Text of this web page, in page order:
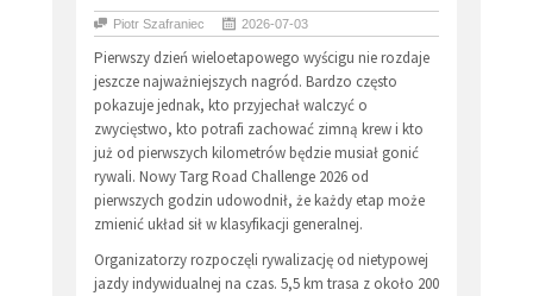
Piotr Szafraniec 2026-07-03
Pierwszy dzień wieloetapowego wyścigu nie rozdaje
jeszcze najważniejszych nagród. Bardzo często
pokazuje jednak, kto przyjechał walczyć o
zwycięstwo, kto potrafi zachować zimną krew i kto
już od pierwszych kilometrów będzie musiał gonić
rywali. Nowy Targ Road Challenge 2026 od
pierwszych godzin udowodnił, że każdy etap może
zmienić układ sił w klasyfikacji generalnej.
Organizatorzy rozpoczęli rywalizację od nietypowej
jazdy indywidualnej na czas. 5,5 km trasa z około 200